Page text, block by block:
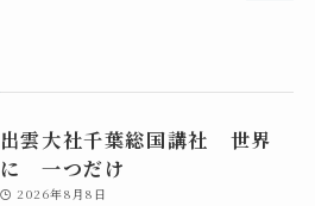
出雲大社千葉総国講社 世界
に 一つだけ
2026年8月8日